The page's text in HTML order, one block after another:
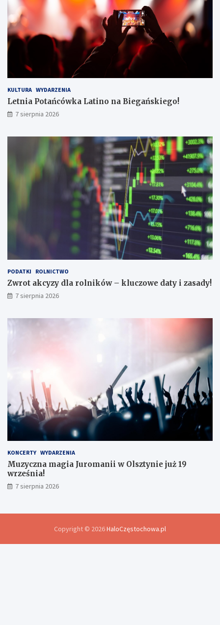
r
B
!
k
e
g
o
!
KULTURA WYDARZENIA
Letnia Potańcówka Latino na Biegańskiego!
7 sierpnia 2026
PODATKI ROLNICTWO
Zwrot akcyzy dla rolników – kluczowe daty i zasady!
7 sierpnia 2026
KONCERTY WYDARZENIA
Muzyczna magia Juromanii w Olsztynie już 19
września!
7 sierpnia 2026
Copyright © 2026HaloCzęstochowa.pl